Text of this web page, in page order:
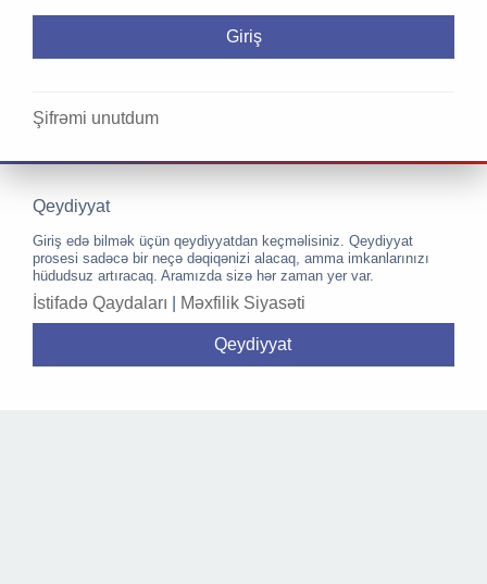
Şifrəmi unutdum
Qeydiyyat
Giriş edə bilmək üçün qeydiyyatdan keçməlisiniz. Qeydiyyat
prosesi sadəcə bir neçə dəqiqənizi alacaq, amma imkanlarınızı
hüdudsuz artıracaq. Aramızda sizə hər zaman yer var.
İstifadə Qaydaları Məxfilik Siyasəti
Qeydiyyat